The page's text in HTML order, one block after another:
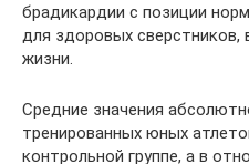
брадикардии с позиции
для здоровых
жизни.
Средние значения
тренированных юных
контрольной группе, а в